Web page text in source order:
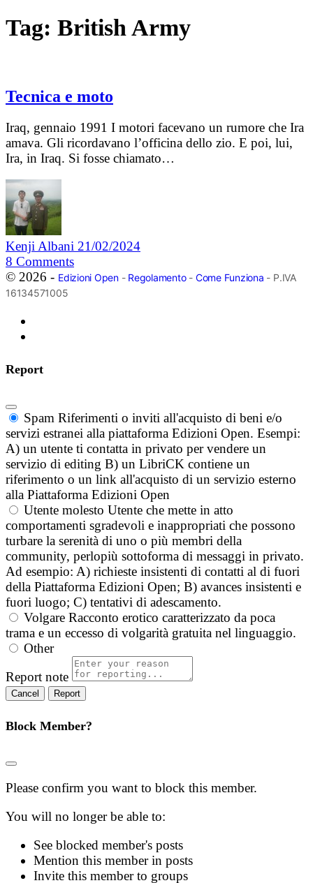
Tag: British Army
Tecnica e moto
Iraq, gennaio 1991 I motori facevano un rumore che Ira
amava. Gli ricordavano l’officina dello zio. E poi, lui,
Ira, in Iraq. Si fosse chiamato…
Kenji Albani 21/02/2024
8 Comments
© 2026 - Edizioni Open- Regolamento- Come Funziona - P.IVA
16134571005
Report
Spam Riferimenti o inviti all'acquisto di beni e/o
servizi estranei alla piattaforma Edizioni Open. Esempi:
A) un utente ti contatta in privato per vendere un
servizio di editing B) un LibriCK contiene un
riferimento o un link all'acquisto di un servizio esterno
alla Piattaforma Edizioni Open
Utente molesto Utente che mette in atto
comportamenti sgradevoli e inappropriati che possono
turbare la serenità di uno o più membri della
community, perlopiù sottoforma di messaggi in privato.
Ad esempio: A) richieste insistenti di contatti al di fuori
della Piattaforma Edizioni Open; B) avances insistenti e
fuori luogo; C) tentativi di adescamento.
Volgare Racconto erotico caratterizzato da poca
trama e un eccesso di volgarità gratuita nel linguaggio.
Other
Report note
Report
Block Member?
Please confirm you want to block this member.
You will no longer be able to:
See blocked member's posts
Mention this member in posts
Invite this member to groups